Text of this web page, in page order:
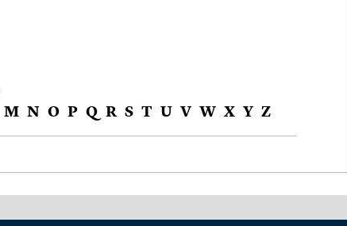
M N O P Q R S T U V W X Y Z